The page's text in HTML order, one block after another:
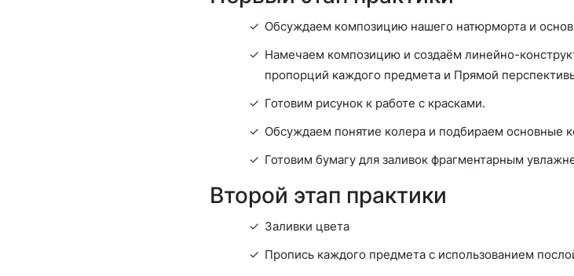
Обсуждаем композицию нашего натюрморта и
Намечаем композицию и создаём линейно-
пропорций каждого предмета и Прямой
Готовим рисунок к работе с красками.
Обсуждаем понятие колера и подбираем основные
Готовим бумагу для заливок фрагментарным
Второй этап практики
Заливки цвета
Пропись каждого предмета с использованием